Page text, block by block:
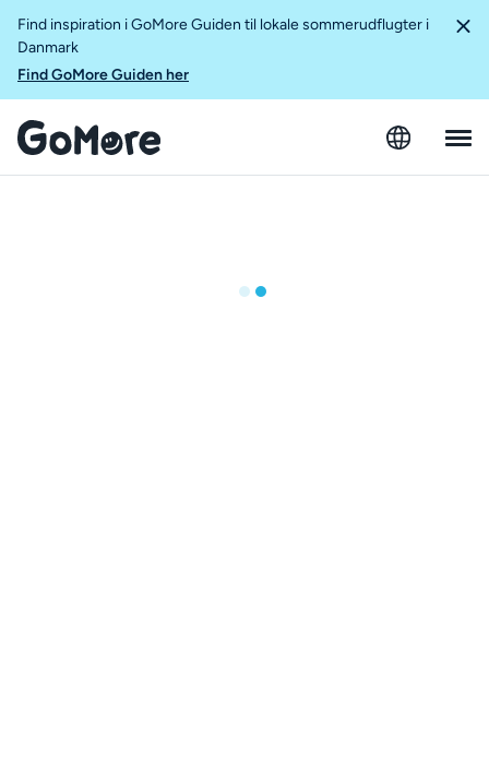
Find inspiration i GoMore Guiden til lokale sommerudflugter i
Danmark
Find GoMore Guiden her